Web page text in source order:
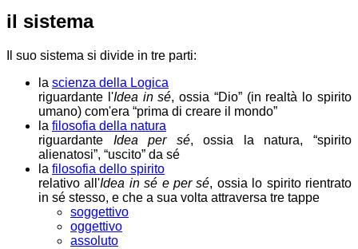
il sistema
Il suo sistema si divide in tre parti:
la scienza della Logica
riguardante l'Idea in sé, ossia “Dio” (in realtà lo spirito
umano) com'era “prima di creare il mondo”
la filosofia della natura
riguardante Idea per sé, ossia la natura, “spirito
alienatosi”, “uscito” da sé
la filosofia dello spirito
relativo all'Idea in sé e per sé, ossia lo spirito rientrato
in sé stesso, e che a sua volta attraversa tre tappe
soggettivo
oggettivo
assoluto